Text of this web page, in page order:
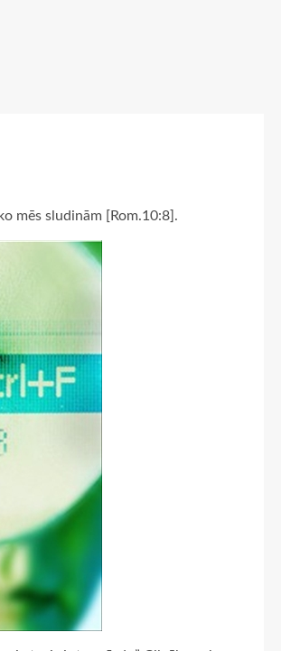
mēs sludinām [Rom.10:8].